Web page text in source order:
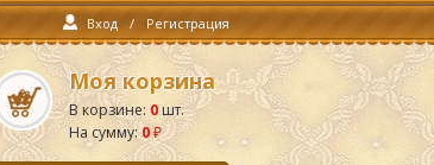
Вход / Регистрация
Моя корзина
В корзине: 0шт.
На сумму:0 ₽